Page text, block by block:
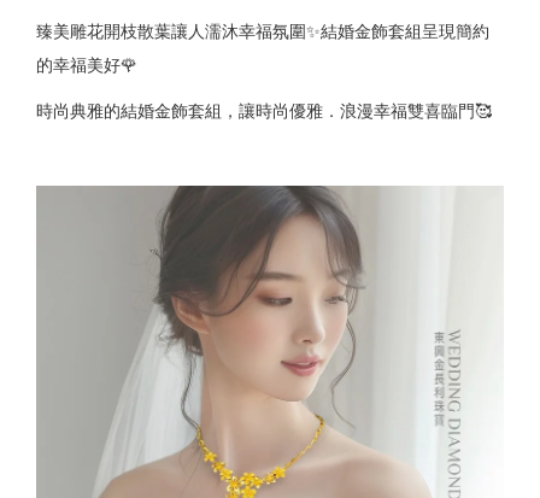
臻美雕花開枝散葉讓人濡沐幸福氛圍✨結婚金飾套組呈現簡約
的幸福美好🌹
時尚典雅的結婚金飾套組，讓時尚優雅．浪漫幸福雙喜臨門🥰